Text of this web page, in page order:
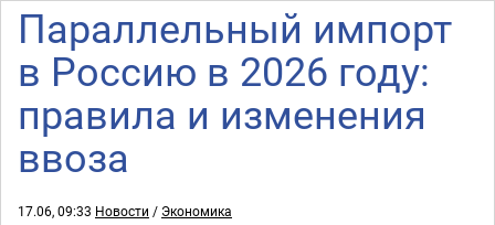
Параллельный импорт
в Россию в 2026 году:
правила и изменения
ввоза
17.06, 09:33 Новости / Экономика